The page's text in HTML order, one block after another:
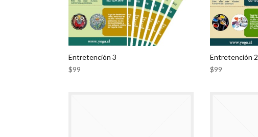
Entretención 3
$99
Entretención 2
$99